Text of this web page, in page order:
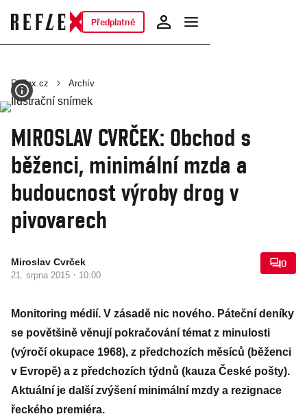
Předplatné
Reflex.cz Archív
MIROSLAV CVRČEK: Obchod s
běženci, minimální mzda a
budoucnost výroby drog v
pivovarech
Miroslav Cvrček
21. srpna 2015 · 10:00
0
Monitoring médií. V zásadě nic nového. Páteční deníky
se povětšině věnují pokračování témat z minulosti
(výročí okupace 1968), z předchozích měsíců (běženci
v Evropě) a z předchozích týdnů (kauza České pošty).
Aktuální je další zvýšení minimální mzdy a rezignace
řeckého premiéra.